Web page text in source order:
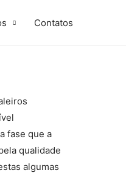
Contatos
fase que a
qualidade
algumas